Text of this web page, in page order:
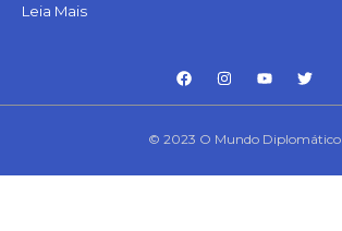
Leia Mais
© 2023 O Mundo Diplomático